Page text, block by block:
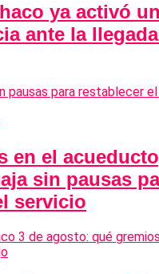
ya activó
ante la
en el
sin pausas
servicio